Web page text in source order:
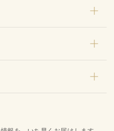
イド